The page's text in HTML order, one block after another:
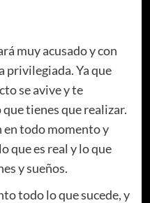
muy acusado y con
privilegiada. Ya que
se avive y te
tienes que realizar.
en todo momento y
que es real y lo que
y sueños.
todo lo que sucede, y